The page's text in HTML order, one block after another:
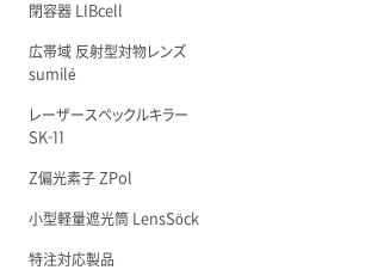
閉容器 LIBcell
広帯域 反射型対物レンズ
sumilé
レーザースペックルキラー
SK-11
Z偏光素子 ZPol
小型軽量遮光筒 LensSöck
特注対応製品